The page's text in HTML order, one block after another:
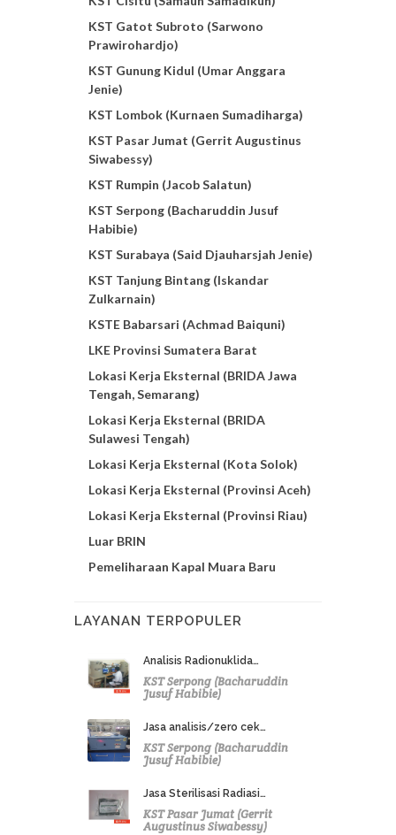
KST Gatot Subroto (Sarwono
Prawirohardjo)
KST Gunung Kidul (Umar Anggara
Jenie)
KST Lombok (Kurnaen Sumadiharga)
KST Pasar Jumat (Gerrit Augustinus
Siwabessy)
KST Rumpin (Jacob Salatun)
KST Serpong (Bacharuddin Jusuf
Habibie)
KST Surabaya (Said Djauharsjah Jenie)
KST Tanjung Bintang (Iskandar
Zulkarnain)
KSTE Babarsari (Achmad Baiquni)
LKE Provinsi Sumatera Barat
Lokasi Kerja Eksternal (BRIDA Jawa
Tengah, Semarang)
Lokasi Kerja Eksternal (BRIDA
Sulawesi Tengah)
Lokasi Kerja Eksternal (Kota Solok)
Lokasi Kerja Eksternal (Provinsi Aceh)
Lokasi Kerja Eksternal (Provinsi Riau)
Luar BRIN
Pemeliharaan Kapal Muara Baru
LAYANAN TERPOPULER
Analisis Radionuklida…
KST Serpong (Bacharuddin
Jusuf Habibie)
Jasa analisis/zero cek…
KST Serpong (Bacharuddin
Jusuf Habibie)
Jasa Sterilisasi Radiasi…
KST Pasar Jumat (Gerrit
Augustinus Siwabessy)